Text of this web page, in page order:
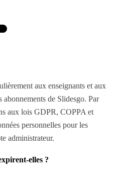
aux enseignants et aux
de Slidesgo. Par
aux lois GDPR, COPPA et
personnelles pour les
administrateur.
elles ?